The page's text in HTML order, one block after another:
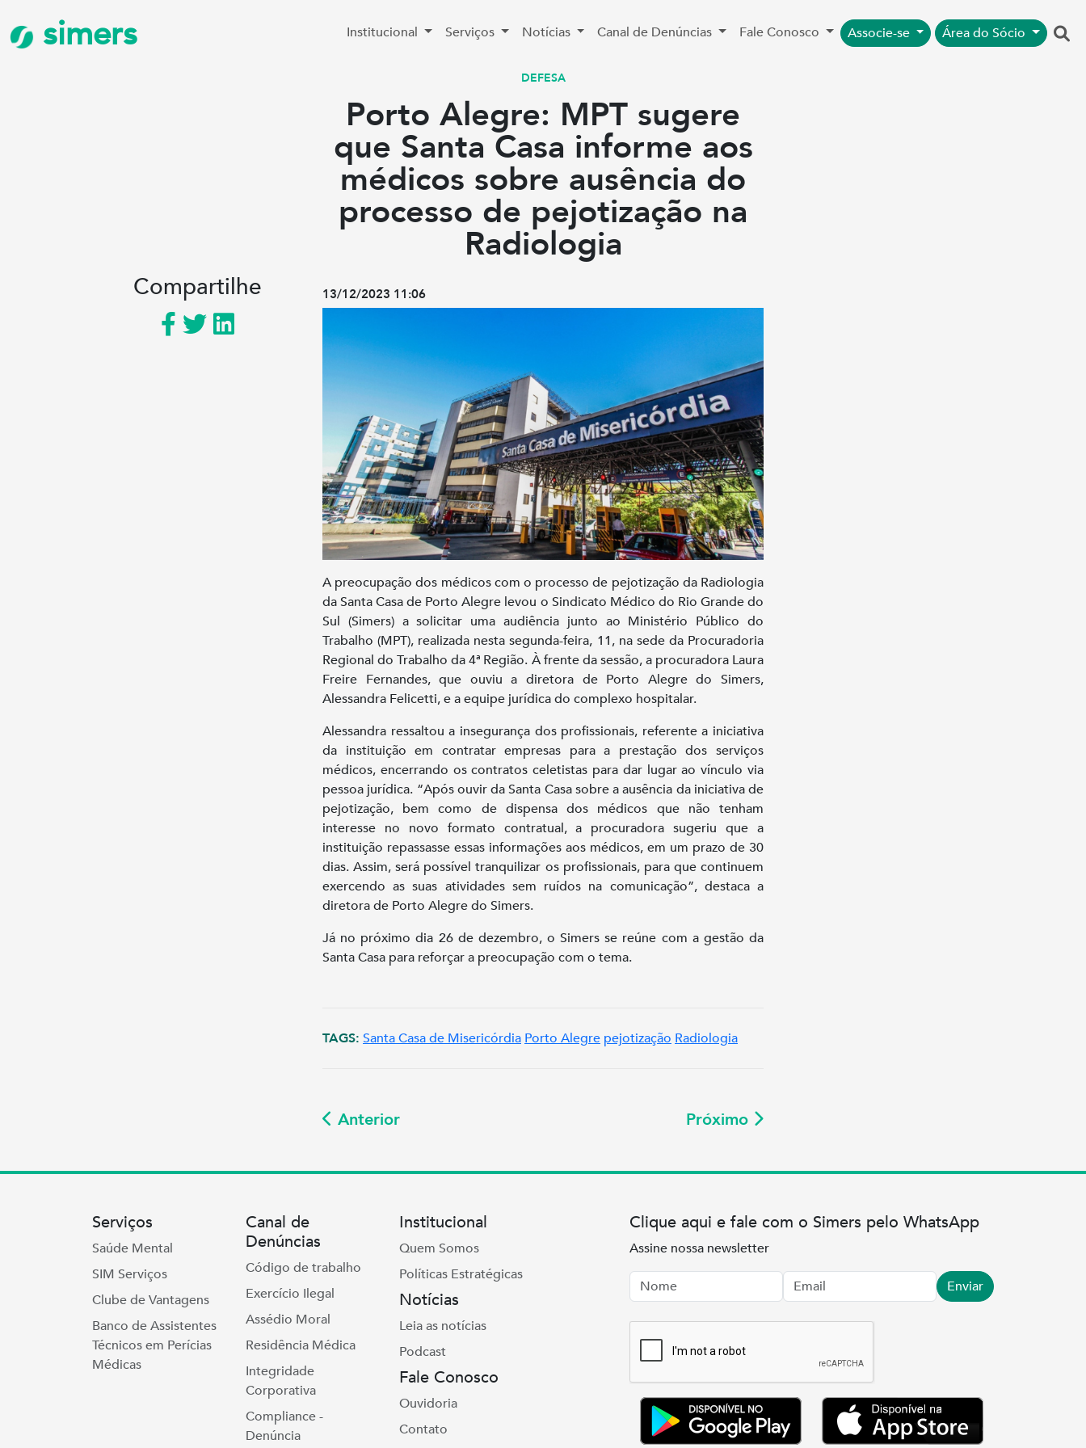
simers Institucional Serviços Notícias Canal de Denúncias Fale Conosco Associe-se Área do Sócio
DEFESA
Porto Alegre: MPT sugere
que Santa Casa informe aos
médicos sobre ausência do
processo de pejotização na
Radiologia
Compartilhe 13/12/2023 11:06
A preocupação dos médicos com o processo de pejotização da Radiologia
da Santa Casa de Porto Alegre levou o Sindicato Médico do Rio Grande do
Sul (Simers) a solicitar uma audiência junto ao Ministério Público do
Trabalho (MPT), realizada nesta segunda-feira, 11, na sede da Procuradoria
Regional do Trabalho da 4ª Região. À frente da sessão, a procuradora Laura
Freire Fernandes, que ouviu a diretora de Porto Alegre do Simers,
Alessandra Felicetti, e a equipe jurídica do complexo hospitalar.
Alessandra ressaltou a insegurança dos profissionais, referente a iniciativa
da instituição em contratar empresas para a prestação dos serviços
médicos, encerrando os contratos celetistas para dar lugar ao vínculo via
pessoa jurídica. “Após ouvir da Santa Casa sobre a ausência da iniciativa de
pejotização, bem como de dispensa dos médicos que não tenham
interesse no novo formato contratual, a procuradora sugeriu que a
instituição repassasse essas informações aos médicos, em um prazo de 30
dias. Assim, será possível tranquilizar os profissionais, para que continuem
exercendo as suas atividades sem ruídos na comunicação”, destaca a
diretora de Porto Alegre do Simers.
Já no próximo dia 26 de dezembro, o Simers se reúne com a gestão da
Santa Casa para reforçar a preocupação com o tema.
TAGS: Santa Casa de Misericórdia Porto Alegre pejotização Radiologia
Anterior Próximo
Serviços
Saúde Mental
SIM Serviços
Clube de Vantagens
Banco de Assistentes
Técnicos em Perícias
Médicas
Canal de
Denúncias
Código de trabalho
Exercício Ilegal
Assédio Moral
Residência Médica
Integridade
Corporativa
Compliance -
Denúncia
Institucional
Quem Somos
Políticas Estratégicas
Notícias
Leia as notícias
Podcast
Fale Conosco
Ouvidoria
Contato
Clique aqui e fale com o Simers pelo WhatsApp
Assine nossa newsletter
Nome
Email Enviar